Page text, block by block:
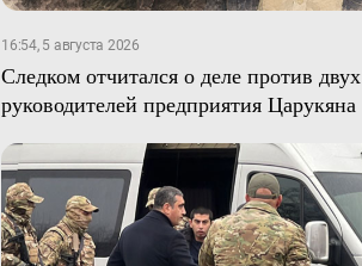
16:54, 5 августа 2026
Следком отчитался о деле против двух
руководителей предприятия Царукяна